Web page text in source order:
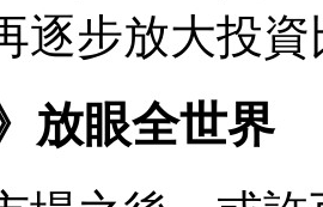
逐步放大投資
放眼全世界